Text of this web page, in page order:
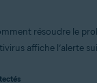
résoudre le
affiche l’alerte